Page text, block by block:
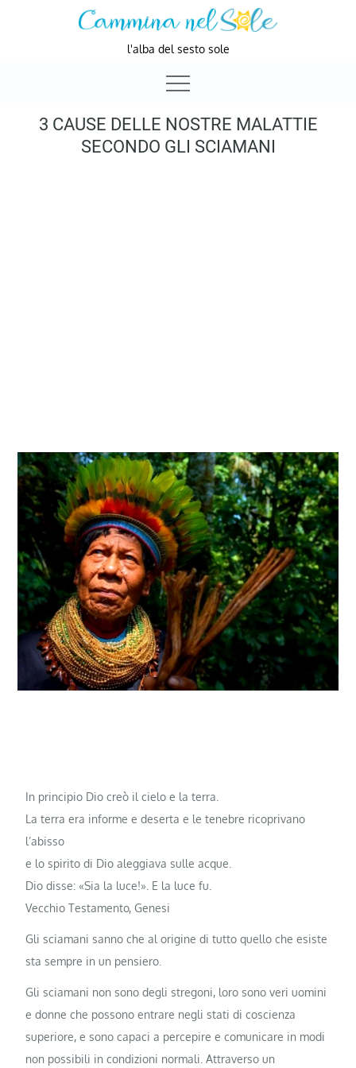
l'alba del sesto sole
3 CAUSE DELLE NOSTRE MALATTIE
SECONDO GLI SCIAMANI
In principio Dio creò il cielo e la terra.
La terra era informe e deserta e le tenebre ricoprivano
l’abisso
e lo spirito di Dio aleggiava sulle acque.
Dio disse: «Sia la luce!». E la luce fu.
Vecchio Testamento, Genesi
Gli sciamani sanno che al origine di tutto quello che esiste
sta sempre in un pensiero.
Gli sciamani non sono degli stregoni, loro sono veri uomini
e donne che possono entrare negli stati di coscienza
superiore, e sono capaci a percepire e comunicare in modi
non possibili in condizioni normali. Attraverso un